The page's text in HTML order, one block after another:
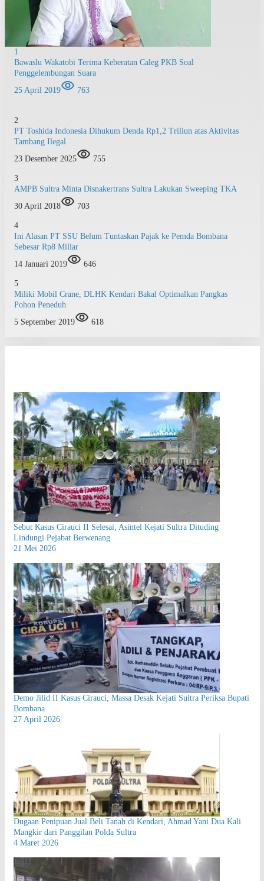
1
Bawaslu Wakatobi Terima Keberatan Caleg PKB Soal
Penggelembungan Suara
25 April 2019
763
2
PT Toshida Indonesia Dihukum Denda Rp1,2 Triliun atas Aktivitas
Tambang Ilegal
23 Desember 2025
755
3
AMPB Sultra Minta Disnakertrans Sultra Lakukan Sweeping TKA
30 April 2018
703
4
Ini Alasan PT SSU Belum Tuntaskan Pajak ke Pemda Bombana
Sebesar Rp8 Miliar
14 Januari 2019
646
5
Miliki Mobil Crane, DLHK Kendari Bakal Optimalkan Pangkas
Pohon Peneduh
5 September 2019
618
Sebut Kasus Cirauci II Selesai, Asintel Kejati Sultra Dituding
Lindungi Pejabat Berwenang
21 Mei 2026
Demo Jilid II Kasus Cirauci, Massa Desak Kejati Sultra Periksa Bupati
Bombana
27 April 2026
Dugaan Penipuan Jual Beli Tanah di Kendari, Ahmad Yani Dua Kali
Mangkir dari Panggilan Polda Sultra
4 Maret 2026